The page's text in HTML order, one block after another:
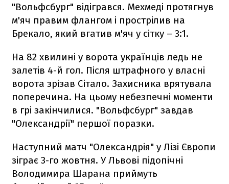
"Вольфсбург" відігрався. Мехмеді протягнув
м'яч правим флангом і прострілив на
Брекало, який вгатив м'яч у сітку – 3:1.
На 82 хвилині у ворота українців ледь не
залетів 4-й гол. Після штрафного у власні
ворота зрізав Сітало. Захисника врятувала
поперечина. На цьому небезпечні моменти
в грі закінчилися. "Вольфсбург" завдав
"Олександрії" першої поразки.
Наступний матч "Олександрія" у Лізі Європи
зіграє 3-го жовтня. У Львові підопічні
Володимира Шарана приймуть